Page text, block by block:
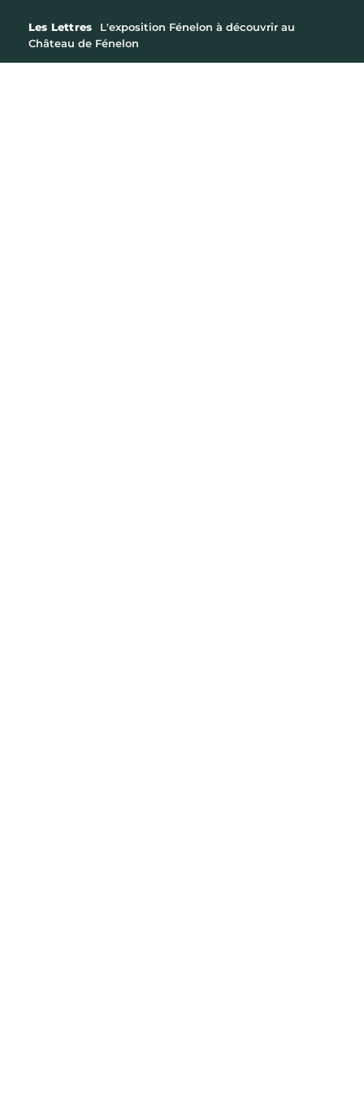
Les Lettres
L'exposition Fénelon à découvrir au
Château de Fénelon